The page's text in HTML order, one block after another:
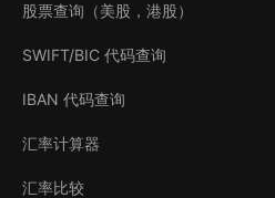
股票查询（美股，港股）
SWIFT/BIC 代码查询
IBAN 代码查询
汇率计算器
汇率比较